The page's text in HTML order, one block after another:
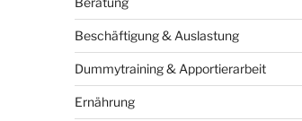
Beschäftigung & Auslastung
Dummytraining & Apportierarbeit
Ernährung